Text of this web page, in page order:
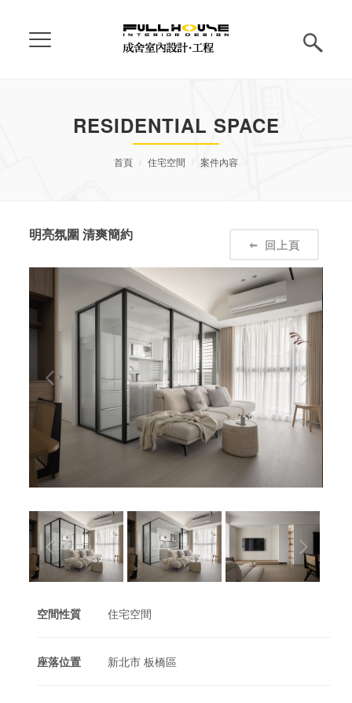
RESIDENTIAL SPACE
首頁 住宅空間 案件內容
明亮氛圍 清爽簡約
回上頁
空間性質 住宅空間
座落位置 新北市 板橋區